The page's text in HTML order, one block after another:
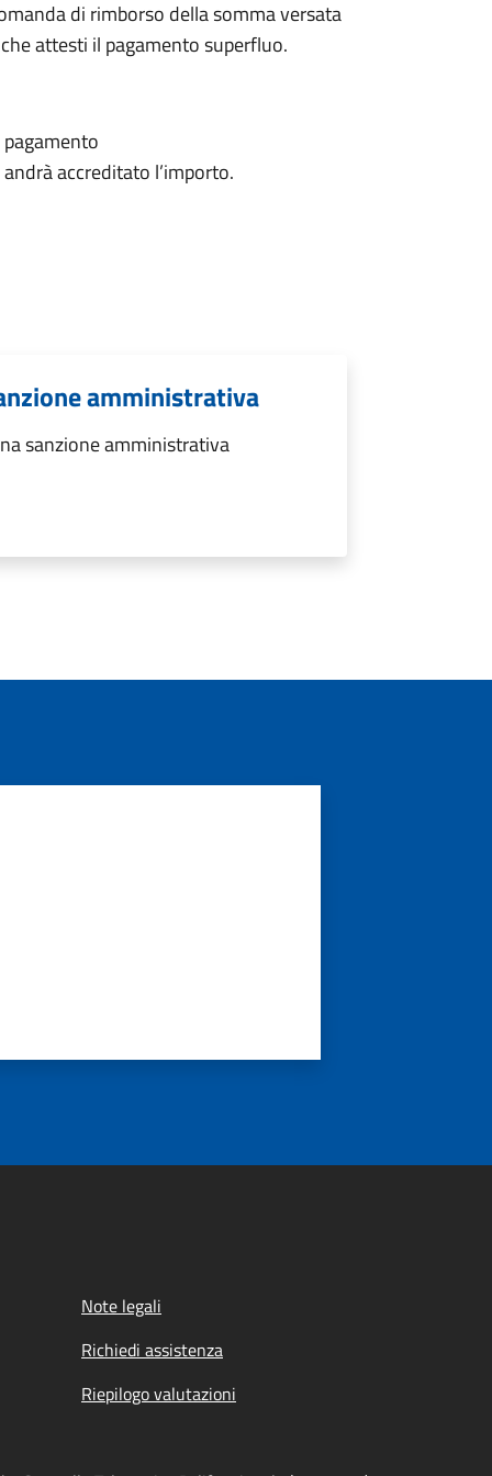
di rimborso della somma versata
attesti il pagamento superfluo.
accreditato l’importo.
amministrativa
sanzione amministrativa
Note legali
Richiedi assistenza
Riepilogo valutazioni